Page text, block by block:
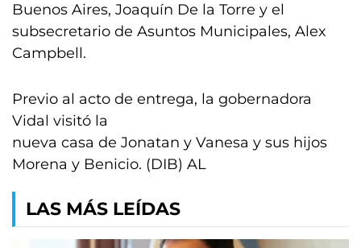
Buenos Aires, Joaquín De la Torre y el
subsecretario de Asuntos Municipales, Alex
Campbell.
Previo al acto de entrega, la gobernadora
Vidal visitó la
nueva casa de Jonatan y Vanesa y sus hijos
Morena y Benicio. (DIB) AL
LAS MÁS LEÍDAS